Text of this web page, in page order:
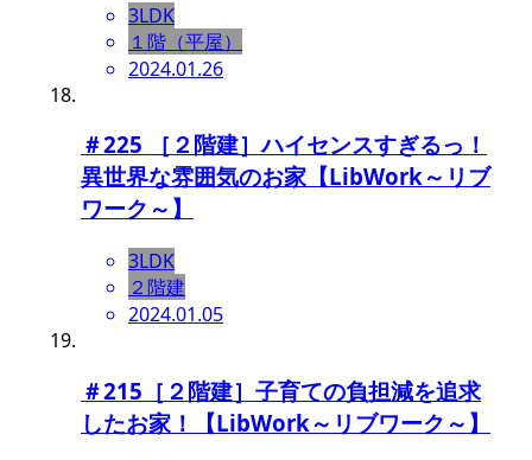
3LDK
１階（平屋）
2024.01.26
＃225 ［２階建］ハイセンスすぎるっ！
異世界な雰囲気のお家【LibWork～リブ
ワーク～】
3LDK
２階建
2024.01.05
＃215［２階建］子育ての負担減を追求
したお家！【LibWork～リブワーク～】